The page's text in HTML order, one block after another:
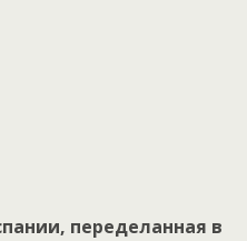
переделанная в